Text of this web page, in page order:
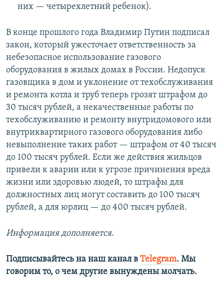
них — четырехлетний ребенок).
В конце прошлого года Владимир Путин подписал
закон, который ужесточает ответственность за
небезопасное использование газового
оборудования в жилых домах в России. Недопуск
газовщика в дом и уклонение от техобслуживания
и ремонта котла и труб теперь грозят штрафом до
30 тысяч рублей, а некачественные работы по
техобслуживанию и ремонту внутридомового или
внутриквартирного газового оборудования либо
невыполнение таких работ — штрафом от 40 тысяч
до 100 тысяч рублей. Если же действия жильцов
привели к аварии или к угрозе причинения вреда
жизни или здоровью людей, то штрафы для
должностных лиц могут составить до 100 тысяч
рублей, а для юрлиц — до 400 тысяч рублей. ​
Информация дополняется.
Подписывайтесь на наш канал в Telegram. Мы
говорим то, о чем другие вынуждены молчать.​